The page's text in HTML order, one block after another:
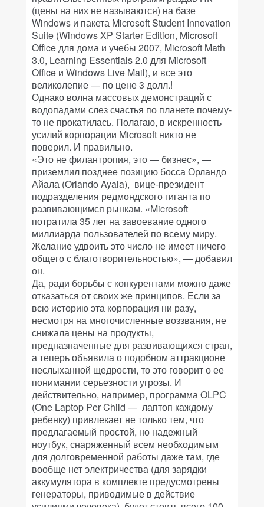
(цены на них не называются) на базе
Windows и пакета Microsoft Student Innovation
Suite (Windows XP Starter Edition, Microsoft
Office для дома и учебы 2007, Microsoft Math
3.0, Learning Essentials 2.0 для Microsoft
Office и Windows Live Mail), и все это
великолепие — по цене 3 долл.!
Однако волна массовых демонстраций с
водопадами слез счастья по планете почему-
то не прокатилась. Полагаю, в искренность
усилий корпорации Microsoft никто не
поверил. И правильно.
«Это не филантропия, это — бизнес», —
приземлил позднее позицию босса Орландо
Айала (Orlando Ayala), вице-президент
подразделения редмондского гиганта по
развивающимся рынкам. «Microsoft
потратила 35 лет на завоевание одного
миллиарда пользователей по всему миру.
Желание удвоить это число не имеет ничего
общего с благотворительностью», — добавил
он.
Да, ради борьбы с конкурентами можно даже
отказаться от своих же принципов. Если за
всю историю эта корпорация ни разу,
несмотря на многочисленные воззвания, не
снижала цены на продукты,
предназначенные для развивающихся стран,
а теперь объявила о подобном аттракционе
неслыханной щедрости, то это говорит о ее
понимании серьезности угрозы. И
действительно, например, программа OLPC
(One Laptop Per Child — лаптоп каждому
ребенку) привлекает не только тем, что
предлагаемый простой, но надежный
ноутбук, снаряженный всем необходимым
для долговременной работы даже там, где
вообще нет электричества (для зарядки
аккумулятора в комплекте предусмотрены
генераторы, приводимые в действие